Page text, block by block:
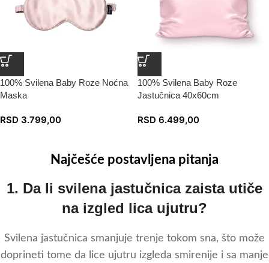
100% Svilena Baby Roze Noćna
Maska
RSD 3.799,00
100% Svilena Baby Roze
Jastučnica 40x60cm
RSD 6.499,00
Najčešće postavljena pitanja
1. Da li svilena jastučnica zaista utiče
na izgled lica ujutru?
Svilena jastučnica smanjuje trenje tokom sna, što može
doprineti tome da lice ujutru izgleda smirenije i sa manje